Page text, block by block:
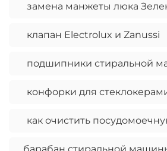
замена манжеты люка
клапан Electrolux и Zanussi
подшипники стиральной
конфорки для
как очистить